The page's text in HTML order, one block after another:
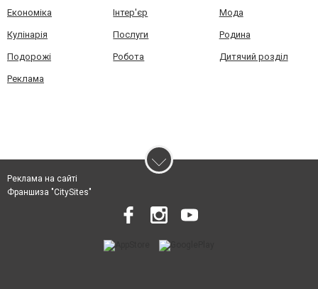
Економіка Інтер'єр Мода
Кулінарія Послуги Родина
Подорожі Робота Дитячий розділ
Реклама
Реклама на сайті
Франшиза "CitySites"